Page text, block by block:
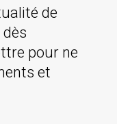
de
pour ne
et